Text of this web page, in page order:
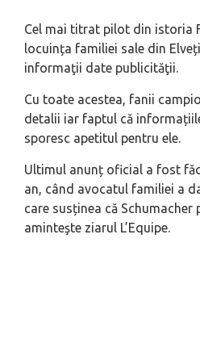
Cel mai titrat pilot din istoria
locuința familiei sale din
informaţii date publicităţii.
Cu toate acestea, fanii
detalii iar faptul că
sporesc apetitul pentru ele.
Ultimul anunț oficial a fost
an, când avocatul familiei a
care susținea că Schumacher
aminteşte ziarul L’Equipe.